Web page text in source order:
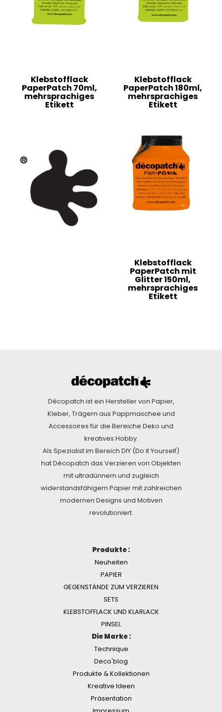
Klebstofflack
PaperPatch 70ml,
mehrsprachiges
Etikett
Klebstofflack
PaperPatch 180ml,
mehrsprachiges
Etikett
Klebstofflack
PaperPatch mit
Glitter 150ml,
mehrsprachiges
Etikett
Décopatch ist ein Hersteller von Papier,
Kleber, Trägern aus Pappmaschee und
Accessoires für die Bereiche Deko und
kreatives Hobby.
Als Spezialist im Bereich DIY (Do it Yourself)
hat Décopatch das Verzieren von Objekten
mit ultradünnem und zugleich
widerstandsfähigem Papier mit zahlreichen
modernen Designs und Motiven
revolutioniert.
Produkte :
Neuheiten
PAPIER
GEGENSTÄNDE ZUM VERZIEREN
SETS
KLEBSTOFFLACK UND KLARLACK
PINSEL
Die Marke :
Technique
Deco'blog
Produkte & Kollektionen
Kreative Ideen
Präsentation